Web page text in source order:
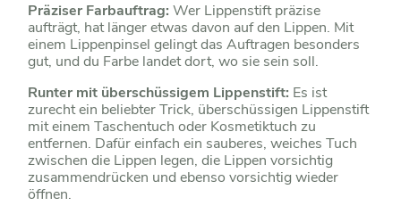
Präziser Farbauftrag: Wer Lippenstift präzise
aufträgt, hat länger etwas davon auf den Lippen. Mit
einem Lippenpinsel gelingt das Auftragen besonders
gut, und du Farbe landet dort, wo sie sein soll.
Runter mit überschüssigem Lippenstift: Es ist
zurecht ein beliebter Trick, überschüssigen Lippenstift
mit einem Taschentuch oder Kosmetiktuch zu
entfernen. Dafür einfach ein sauberes, weiches Tuch
zwischen die Lippen legen, die Lippen vorsichtig
zusammendrücken und ebenso vorsichtig wieder
öffnen.